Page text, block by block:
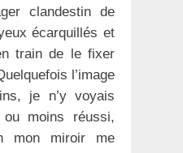
clandestin de
écarquillés et
train de le fixer
l’image
je n’y voyais
ou moins réussi,
mon miroir me